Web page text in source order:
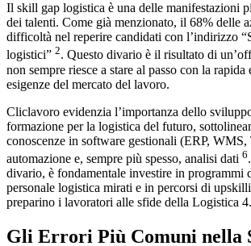
Il skill gap logistica è una delle manifestazioni
dei talenti. Come già menzionato, il 68% delle
difficoltà nel reperire candidati con l’indirizzo
logistici” 2. Questo divario è il risultato di
non sempre riesce a stare al passo con la
esigenze del mercato del lavoro.
Cliclavoro evidenzia l’importanza dello
formazione per la logistica del futuro,
conoscenze in software gestionali (ERP,
automazione e, sempre più spesso, analisi dati 6
divario, è fondamentale investire in programmi
personale logistica mirati e in percorsi di
preparino i lavoratori alle sfide della Logistica
Gli Errori Più Comuni nella